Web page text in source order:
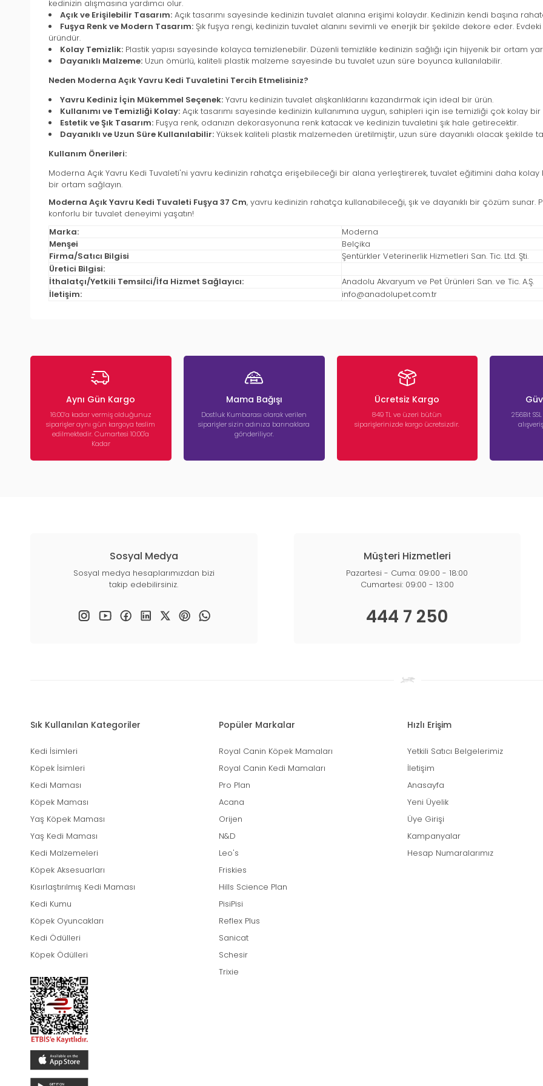
kedinizin alışmasına yardımcı olur.
Açık ve Erişilebilir Tasarım: Açık tasarımı sayesinde kedinizin tuvalet alanına erişimi kolaydır. Kedinizin kendi başına
Fuşya Renk ve Modern Tasarım: Şık fuşya rengi, kedinizin tuvalet alanını sevimli ve enerjik bir şekilde dekore eder.
üründür.
Kolay Temizlik: Plastik yapısı sayesinde kolayca temizlenebilir. Düzenli temizlikle kedinizin sağlığı için hijyenik bir ortam
Dayanıklı Malzeme: Uzun ömürlü, kaliteli plastik malzeme sayesinde bu tuvalet uzun süre boyunca kullanılabilir.
Neden Moderna Açık Yavru Kedi Tuvaletini Tercih Etmelisiniz?
Yavru Kediniz İçin Mükemmel Seçenek: Yavru kedinizin tuvalet alışkanlıklarını kazandırmak için ideal bir ürün.
Kullanımı ve Temizliği Kolay: Açık tasarımı sayesinde kedinizin kullanımına uygun, sahipleri için ise temizliği çok kolay
Estetik ve Şık Tasarım: Fuşya renk, odanızın dekorasyonuna renk katacak ve kedinizin tuvaletini şık hale getirecektir.
Dayanıklı ve Uzun Süre Kullanılabilir: Yüksek kaliteli plastik malzemeden üretilmiştir, uzun süre dayanıklı olacak şekilde
Kullanım Önerileri:
Moderna Açık Yavru Kedi Tuvaleti'ni yavru kedinizin rahatça erişebileceği bir alana yerleştirerek, tuvalet eğitimini daha
bir ortam sağlayın.
Moderna Açık Yavru Kedi Tuvaleti Fuşya 37 Cm, yavru kedinizin rahatça kullanabileceği, şık ve dayanıklı bir çözüm
konforlu bir tuvalet deneyimi yaşatın!
Marka:
Moderna
Menşei
Belçika
Firma/Satıcı Bilgisi
Şentürkler Veterinerlik Hizmetleri San. Tic. Ltd. Şti.
Üretici Bilgisi:
İthalatçı/Yetkili Temsilci/İfa Hizmet Sağlayıcı:
Anadolu Akvaryum ve Pet Ürünleri San. ve Tic. A.Ş.
İletişim:
info@anadolupet.com.tr
Aynı Gün Kargo
16:00’a kadar vermiş olduğunuz
siparişler aynı gün kargoya teslim
edilmektedir. Cumartesi 10:00'a
Kadar
Mama Bağışı
Dostluk Kumbarası olarak verilen
siparişler sizin adınıza barınaklara
gönderiliyor.
Ücretsiz Kargo
849 TL ve üzeri bütün
siparişlerinizde kargo ücretsizdir.
256Bit
Sosyal Medya
Sosyal medya hesaplarımızdan bizi
takip edebilirsiniz.
Müşteri Hizmetleri
Pazartesi - Cuma: 09:00 - 18:00
Cumartesi: 09:00 - 13:00
444 7 250
Sık Kullanılan Kategoriler
Kedi İsimleri
Köpek İsimleri
Kedi Maması
Köpek Maması
Yaş Köpek Maması
Yaş Kedi Maması
Kedi Malzemeleri
Köpek Aksesuarları
Kısırlaştırılmış Kedi Maması
Kedi Kumu
Köpek Oyuncakları
Kedi Ödülleri
Köpek Ödülleri
Popüler Markalar
Royal Canin Köpek Mamaları
Royal Canin Kedi Mamaları
Pro Plan
Acana
Orijen
N&D
Leo's
Friskies
Hills Science Plan
PisiPisi
Reflex Plus
Sanicat
Schesir
Trixie
Hızlı Erişim
Yetkili Satıcı Belgelerimiz
İletişim
Anasayfa
Yeni Üyelik
Üye Girişi
Kampanyalar
Hesap Numaralarımız